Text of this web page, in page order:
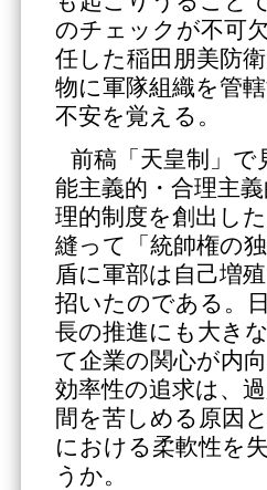
のチェックが不可
任した稲田朋美防
物に軍隊組織を管
不安を覚える。
前稿「天皇制」
能主義的・合理主
理的制度を創出し
縫って「統帥権の
盾に軍部は自己増
招いたのである。
長の推進にも大き
て企業の関心が内
効率性の追求は、
間を苦しめる原因
における柔軟性を
うか。